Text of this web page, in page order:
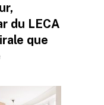
du LECA
que